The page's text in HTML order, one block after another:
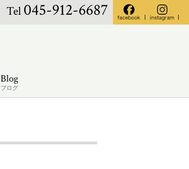
Tel045-912-6687
Blog
ブログ